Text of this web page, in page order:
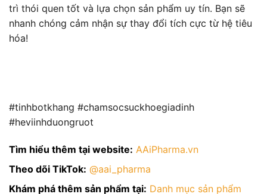
trì thói quen tốt và lựa chọn sản phẩm uy tín. Bạn sẽ
nhanh chóng cảm nhận sự thay đổi tích cực từ hệ tiêu
hóa!
#tinhbotkhang #chamsocsuckhoegiadinh
#heviinhduongruot
Tìm hiểu thêm tại website: AAiPharma.vn
Theo dõi TikTok: @aai_pharma
Khám phá thêm sản phẩm tại: Danh mục sản phẩm